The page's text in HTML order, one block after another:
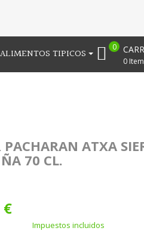
0
0
ALIMENTOS TIPICOS
PACHARAN ATXA
70 CL.
€
Impuestos incluidos